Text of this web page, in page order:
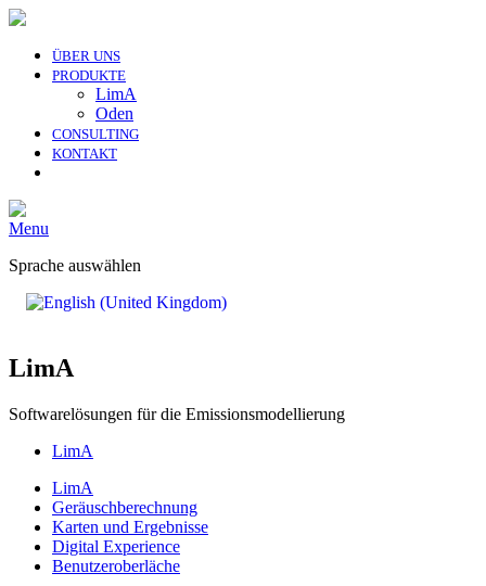
ÜBER UNS
PRODUKTE
LimA
Oden
CONSULTING
KONTAKT
Menu
Sprache auswählen
LimA
Softwarelösungen für die Emissionsmodellierung
LimA
LimA
Geräuschberechnung
Karten und Ergebnisse
Digital Experience
Benutzeroberläche